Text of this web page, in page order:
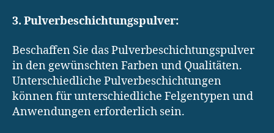
3. Pulverbeschichtungspulver:
Beschaffen Sie das Pulverbeschichtungspulver
in den gewünschten Farben und Qualitäten.
Unterschiedliche Pulverbeschichtungen
können für unterschiedliche Felgentypen und
Anwendungen erforderlich sein.